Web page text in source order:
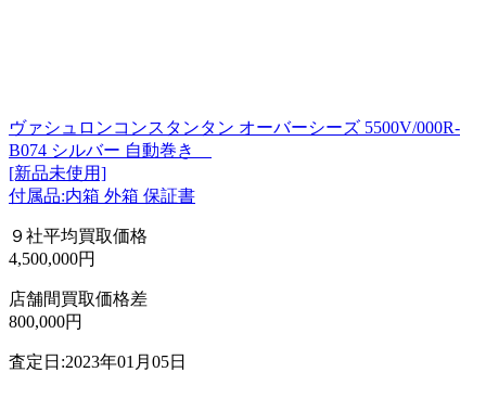
ヴァシュロンコンスタンタン オーバーシーズ 5500V/000R-
B074 シルバー 自動巻き
[新品未使用]
付属品:内箱 外箱 保証書
９社平均買取価格
4,500,000円
店舗間買取価格差
800,000円
査定日:2023年01月05日